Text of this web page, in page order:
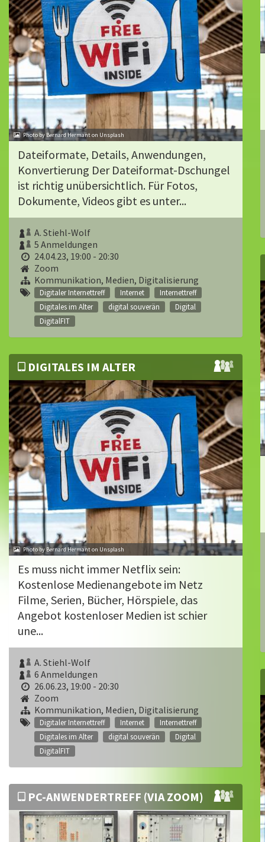
Photo by Bernard Hermant on Unsplash
Dateiformate, Details, Anwendungen,
Konvertierung Der Dateiformat-Dschungel
ist richtig unübersichtlich. Für Fotos,
Dokumente, Videos gibt es unter...
A. Stiehl-Wolf
5 Anmeldungen
24.04.23, 19:00 - 20:30
Zoom
Kommunikation, Medien, Digitalisierung
Digitaler Internettreff Internet
Internettreff
Digitales im Alter
digital souverän
Digital
DigitalFIT
DIGITALES IM ALTER
Photo by Bernard Hermant on Unsplash
Es muss nicht immer Netflix sein:
Kostenlose Medienangebote im Netz
Filme, Serien, Bücher, Hörspiele, das
Angebot kostenloser Medien ist schier
une...
A. Stiehl-Wolf
6 Anmeldungen
26.06.23, 19:00 - 20:30
Zoom
Kommunikation, Medien, Digitalisierung
Digitaler Internettreff Internet
Internettreff
Digitales im Alter
digital souverän
Digital
DigitalFIT
PC-ANWENDERTREFF (VIA ZOOM)